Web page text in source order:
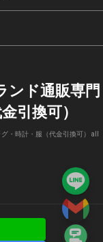
ンド通販専門
引換可）
・時計・服（代金引換可） all